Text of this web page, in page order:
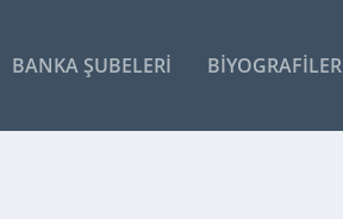
BANKA ŞUBELERI BIYOGRAFILER